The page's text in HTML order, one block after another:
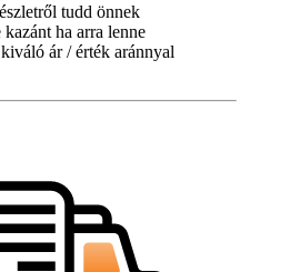
tudd önnek
ha arra lenne
ár / érték aránnyal